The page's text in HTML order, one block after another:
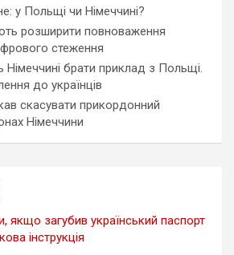
у Польщі чи Німеччині?
розширити повноваження
стеження
брати приклад з Польщі.
до українців
скасувати прикордонний
Німеччини
якщо загубив український паспорт
інструкція